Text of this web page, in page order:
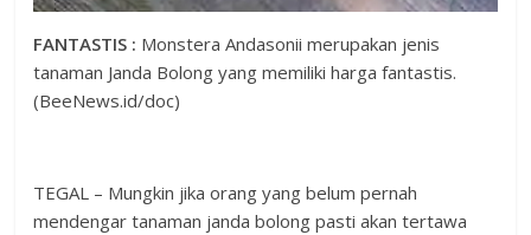
FANTASTIS : Monstera Andasonii merupakan jenis
tanaman Janda Bolong yang memiliki harga fantastis.
(BeeNews.id/doc)
TEGAL – Mungkin jika orang yang belum pernah
mendengar tanaman janda bolong pasti akan tertawa